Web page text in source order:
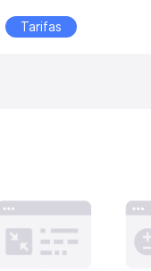
Tarifas